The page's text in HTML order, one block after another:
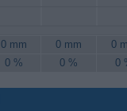
0 mm 0 mm
0
0 % 0 % 0